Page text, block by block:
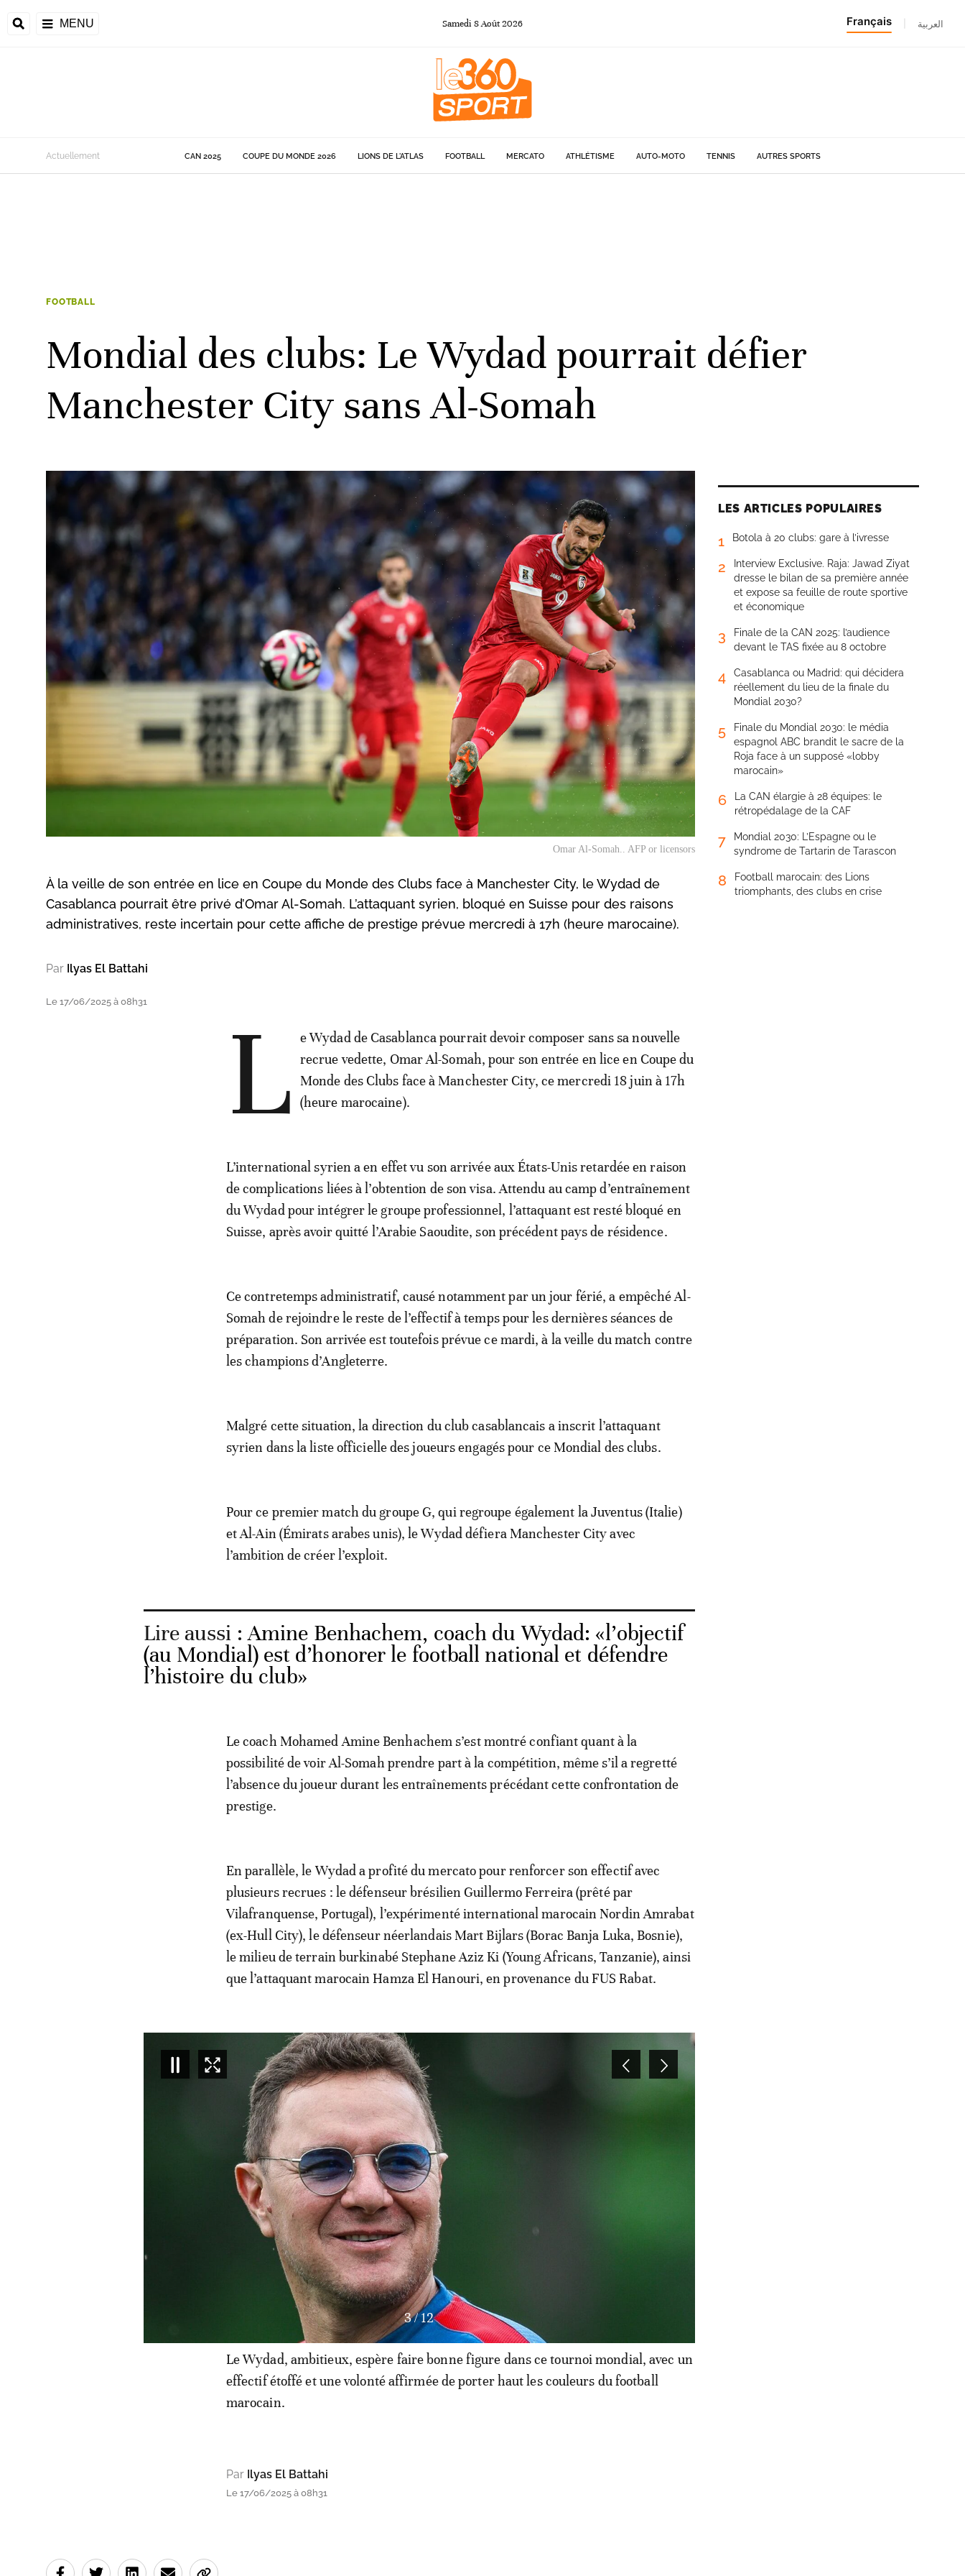
MENU Samedi 8Août2026 Français العربية
de la CAF
Actuellement CAN 2025 COUPE DU MONDE 2026 LIONS DE L'ATLAS FOOTBALL MERCATO ATHLÉTISME AUTO-MOTO TENNIS AUTRES SPORTS
FOOTBALL
Mondial des clubs: Le Wydad pourrait défier
Manchester City sans Al-Somah
Omar Al-Somah.. AFP or licensors
À la veille de son entrée en lice en Coupe du Monde des Clubs face à Manchester City, le Wydad de
Casablanca pourrait être privé d’Omar Al-Somah. L’attaquant syrien, bloqué en Suisse pour des raisons
administratives, reste incertain pour cette affiche de prestige prévue mercredi à 17h (heure marocaine).
Par Ilyas El Battahi
Le 17/06/2025 à 08h31 L
e Wydad de Casablanca pourrait devoir composer sans sa nouvelle
recrue vedette, Omar Al-Somah, pour son entrée en lice en Coupe du
Monde des Clubs face à Manchester City, ce mercredi 18 juin à 17h
(heure marocaine).
L’international syrien a en effet vu son arrivée aux États-Unis retardée en raison
de complications liées à l’obtention de son visa. Attendu au camp d’entraînement
du Wydad pour intégrer le groupe professionnel, l’attaquant est resté bloqué en
Suisse, après avoir quitté l’Arabie Saoudite, son précédent pays de résidence.
Ce contretemps administratif, causé notamment par un jour férié, a empêché Al-
Somah de rejoindre le reste de l’effectif à temps pour les dernières séances de
préparation. Son arrivée est toutefois prévue ce mardi, à la veille du match contre
les champions d’Angleterre.
Malgré cette situation, la direction du club casablancais a inscrit l’attaquant
syrien dans la liste officielle des joueurs engagés pour ce Mondial des clubs.
Pour ce premier match du groupe G, qui regroupe également la Juventus (Italie)
et Al-Ain (Émirats arabes unis), le Wydad défiera Manchester City avec
l’ambition de créer l’exploit.
Lire aussi :Amine Benhachem, coach du Wydad: «l’objectif
(au Mondial) est d’honorer le football national et défendre
l’histoire du club»
Le coach Mohamed Amine Benhachem s’est montré confiant quant à la
possibilité de voir Al-Somah prendre part à la compétition, même s’il a regretté
l’absence du joueur durant les entraînements précédant cette confrontation de
prestige.
En parallèle, le Wydad a profité du mercato pour renforcer son effectif avec
plusieurs recrues : le défenseur brésilien Guillermo Ferreira (prêté par
Vilafranquense, Portugal), l’expérimenté international marocain Nordin Amrabat
(ex-Hull City), le défenseur néerlandais Mart Bijlars (Borac Banja Luka, Bosnie),
le milieu de terrain burkinabé Stephane Aziz Ki (Young Africans, Tanzanie), ainsi
que l’attaquant marocain Hamza El Hanouri, en provenance du FUS Rabat.
4/12
DR
Le Wydad, ambitieux, espère faire bonne figure dans ce tournoi mondial, avec un
effectif étoffé et une volonté affirmée de porter haut les couleurs du football
Par Ilyas El Battahi
LES ARTICLES POPULAIRES
1 Botola à 20 clubs: gare à l’ivresse
2
Interview Exclusive. Raja: Jawad Ziyat
dresse le bilan de sa première année
et expose sa feuille de route sportive
et économique
3
Finale de la CAN 2025: l’audience
devant le TAS fixée au 8 octobre
4
Casablanca ou Madrid: qui décidera
réellement du lieu de la finale du
Mondial 2030?
5
Finale du Mondial 2030: le média
espagnol ABC brandit le sacre de la
Roja face à un supposé «lobby
marocain»
6
La CAN élargie à 28 équipes: le
rétropédalage de la CAF
7
Mondial 2030: L’Espagne ou le
syndrome de Tartarin de Tarascon
8
Football marocain: des Lions
triomphants, des clubs en crise